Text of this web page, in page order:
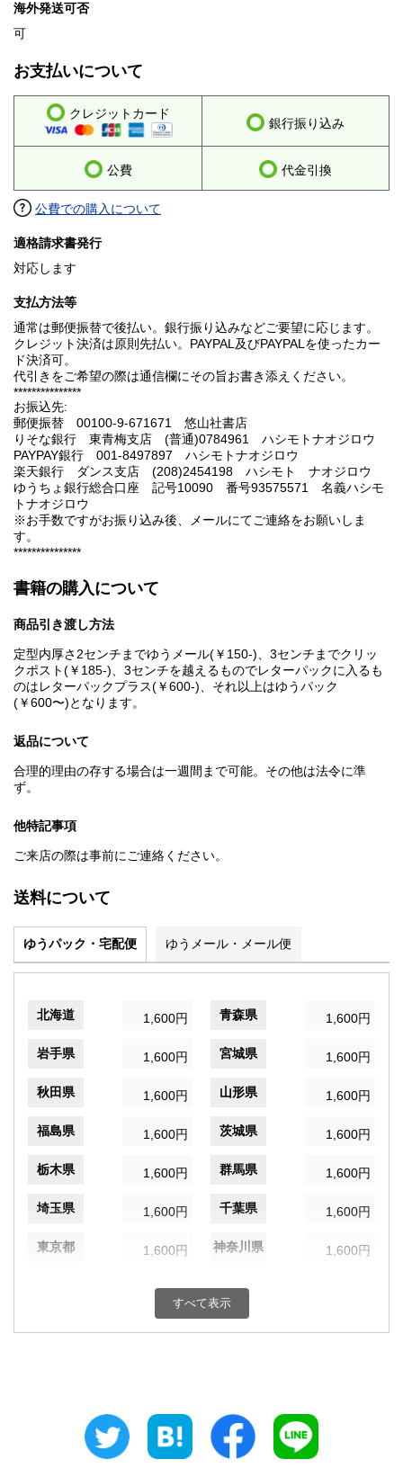
海外発送可否
可
お支払いについて
クレジットカード
銀行振り込み
公費 代金引換
公費での購入について
適格請求書発行
対応します
支払方法等
通常は郵便振替で後払い。銀行振り込みなどご要望に応じます。
クレジット決済は原則先払い。PAYPAL及びPAYPALを使ったカー
ド決済可。
代引きをご希望の際は通信欄にその旨お書き添えください。
***************
お振込先:
郵便振替 00100-9-671671 悠山社書店
りそな銀行 東青梅支店 (普通)0784961 ハシモトナオジロウ
PAYPAY銀行 001-8497897 ハシモトナオジロウ
楽天銀行 ダンス支店 (208)2454198 ハシモト ナオジロウ
ゆうちょ銀行総合口座 記号10090 番号93575571 名義ハシモ
トナオジロウ
※お手数ですがお振り込み後、メールにてご連絡をお願いしま
す。
***************
書籍の購入について
商品引き渡し方法
定型内厚さ2センチまでゆうメール(￥150-)、3センチまでクリッ
クポスト(￥185-)、3センチを越えるものでレターパックに入るも
のはレターパックプラス(￥600-)、それ以上はゆうパック
(￥600〜)となります。
返品について
合理的理由の存する場合は一週間まで可能。その他は法令に準
ず。
他特記事項
ご来店の際は事前にご連絡ください。
送料について
ゆうパック・宅配便 ゆうメール・メール便
北海道 1,600円 青森県 1,600円
岩手県 1,600円 宮城県 1,600円
秋田県 1,600円 山形県 1,600円
福島県 1,600円 茨城県 1,600円
栃木県 1,600円 群馬県 1,600円
埼玉県 1,600円 千葉県 1,600円
東京都 1,600円 神奈川県 1,600円
1,600円 富山県
1,600円 三重県
すべて表示